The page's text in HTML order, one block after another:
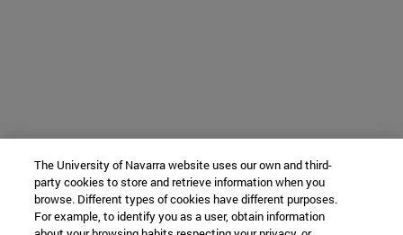
The University of Navarra website uses our own and third-
party cookies to store and retrieve information when you
browse. Different types of cookies have different purposes.
For example, to identify you as a user, obtain information